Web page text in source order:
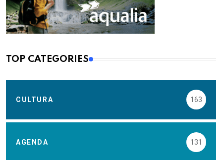
TOP CATEGORIES
CULTURA 163
AGENDA 131